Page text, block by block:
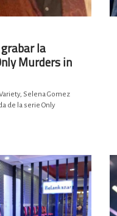
la
Murders in
Selena Gomez
de la serie Only